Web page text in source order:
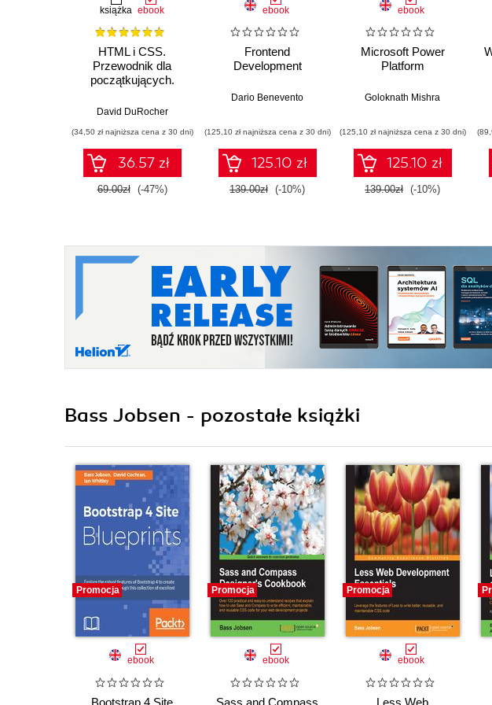
książka ebook
HTML i CSS.
Przewodnik dla
początkujących.
kodowania i
responsywnych stron
internetowych
David DuRocher
(34,50 zł najniższa cena z 30 dni)
36.57 zł
69.00zł (-47%)
ebook
Frontend
Development
Dario Benevento
(125,10 zł najniższa cena z 30 dni)
125.10 zł
139.00zł (-10%)
ebook
Microsoft Power
Platform
Goloknath Mishra
(125,10 zł najniższa cena z 30 dni)
125.10 zł
139.00zł (-10%)
Bass Jobsen - pozostałe książki
Promocja
ebook
Bootstrap 4 Site
Promocja
ebook
Sass and Compass
Promocja
ebook
Less Web